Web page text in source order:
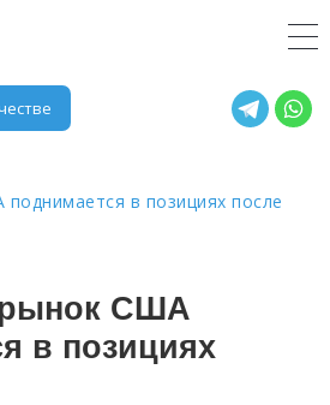
в позициях после
США
в позициях